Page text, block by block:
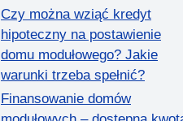
Czy można wziąć kredyt
hipoteczny na postawienie
domu modułowego? Jakie
warunki trzeba spełnić?
Finansowanie domów